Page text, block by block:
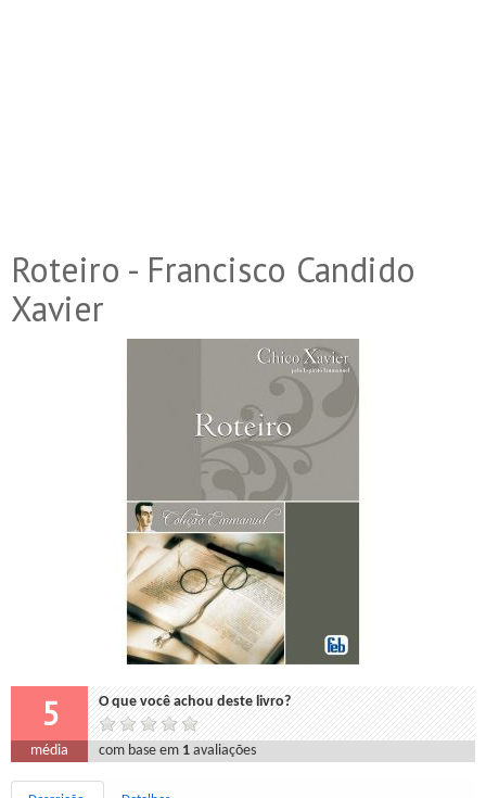
Roteiro - Francisco Candido
Xavier
5 O que você achou deste livro?
média com base em 1 avaliações